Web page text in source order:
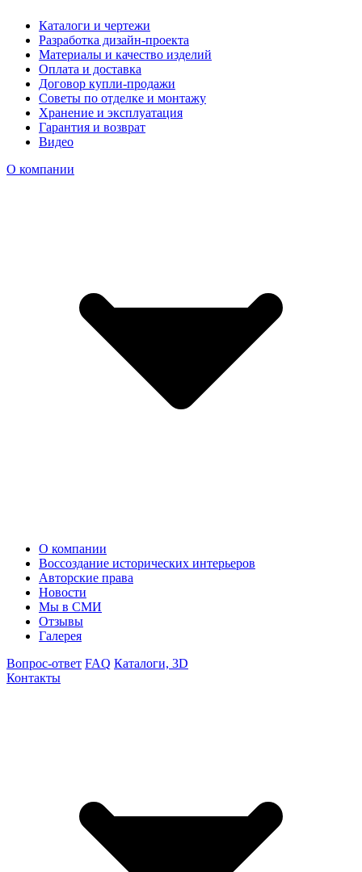
Каталоги и чертежи
Разработка дизайн-проекта
Материалы и качество изделий
Оплата и доставка
Договор купли-продажи
Советы по отделке и монтажу
Хранение и эксплуатация
Гарантия и возврат
Видео
О компании
О компании
Воссоздание исторических интерьеров
Авторские права
Новости
Мы в СМИ
Отзывы
Галерея
Вопрос-ответ FAQ Каталоги, 3D
Контакты